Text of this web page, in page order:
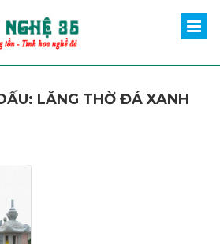
LĂNG THỜ ĐÁ XANH